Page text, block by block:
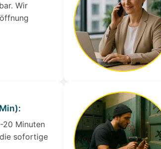
Wir
20 Minuten
sofortige